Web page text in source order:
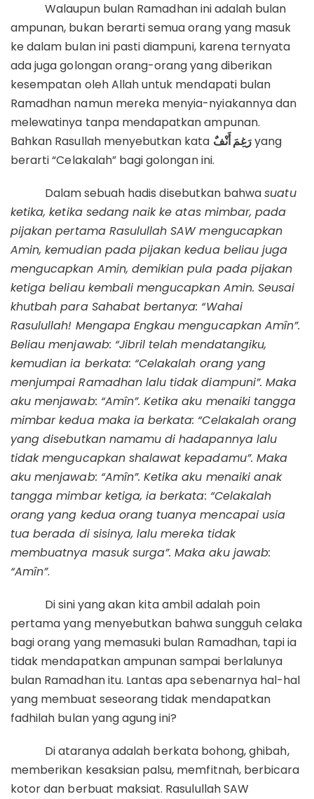
Walaupun bulan Ramadhan ini adalah bulan
ampunan, bukan berarti semua orang yang masuk
ke dalam bulan ini pasti diampuni, karena ternyata
ada juga golongan orang-orang yang diberikan
kesempatan oleh Allah untuk mendapati bulan
Ramadhan namun mereka menyia-nyiakannya dan
melewatinya tanpa mendapatkan ampunan.
Bahkan Rasullah menyebutkan kata رَغِمَ أَنْفٌyang
berarti “Celakalah” bagi golongan ini.
Dalam sebuah hadis disebutkan bahwasuatu
ketika, ketika sedang naik ke atas mimbar, pada
pijakan pertama Rasulullah SAW mengucapkan
Amin, kemudian pada pijakan kedua beliau juga
mengucapkan Amin, demikian pula pada pijakan
ketiga beliau kembali mengucapkan Amin. Seusai
khutbah para Sahabat bertanya: “Wahai
Rasulullah! Mengapa Engkau mengucapkan Amîn”.
Beliau menjawab: “Jibril telah mendatangiku,
kemudian ia berkata: “Celakalah orang yang
menjumpai Ramadhan lalu tidak diampuni”. Maka
aku menjawab: “Amîn”. Ketika aku menaiki tangga
mimbar kedua maka ia berkata: “Celakalah orang
yang disebutkan namamu di hadapannya lalu
tidak mengucapkan shalawat kepadamu”. Maka
aku menjawab: “Amîn”. Ketika aku menaiki anak
tangga mimbar ketiga, ia berkata: “Celakalah
orang yang kedua orang tuanya mencapai usia
tua berada di sisinya, lalu mereka tidak
membuatnya masuk surga”. Maka aku jawab:
“Amîn”.
Di sini yang akan kita ambil adalah poin
pertama yang menyebutkan bahwa sungguh celaka
bagi orang yang memasuki bulan Ramadhan, tapi ia
tidak mendapatkan ampunan sampai berlalunya
bulan Ramadhan itu. Lantas apa sebenarnya hal-hal
yang membuat seseorang tidak mendapatkan
fadhilah bulan yang agung ini?
Di ataranya adalah berkata bohong, ghibah,
memberikan kesaksian palsu, memfitnah, berbicara
kotor dan berbuat maksiat. Rasulullah SAW